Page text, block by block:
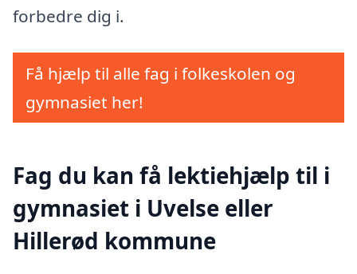
forbedre dig i.
Få hjælp til alle fag i folkeskolen og
gymnasiet her!
Fag du kan få lektiehjælp til i
gymnasiet i Uvelse eller
Hillerød kommune